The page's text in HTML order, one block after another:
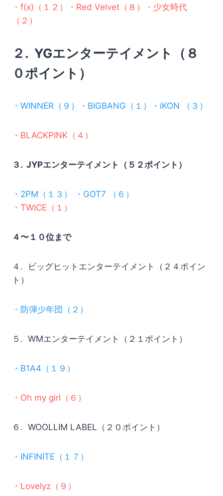
・f(x)（１２）・Red Velvet（８）・少女時代
（２）
２. YGエンターテイメント（８
０ポイント）
・WINNER（９）・BIGBANG（１）・iKON （３）
・BLACKPINK（４）
３. JYPエンターテイメント（５２ポイント）
・2PM（１３） ・GOT7
（６）
・TWICE（１）
４〜１０位まで
４. ビッグヒットエンターテイメント（２４ポイン
ト）
・防弾少年団（２）
５. WMエンターテイメント（２１ポイント）
・B1A4（１９）
・Oh my girl（６）
６. WOOLLIM LABEL（２０ポイント）
・INFINITE（１７）
・Lovelyz（９）